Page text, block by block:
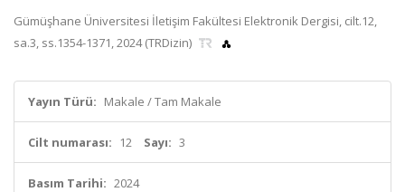
Gümüşhane Üniversitesi İletişim Fakültesi Elektronik Dergisi, cilt.12,
sa.3, ss.1354-1371, 2024 (TRDizin)
Yayın Türü: Makale / Tam Makale
Cilt numarası: 12 Sayı: 3
Basım Tarihi: 2024